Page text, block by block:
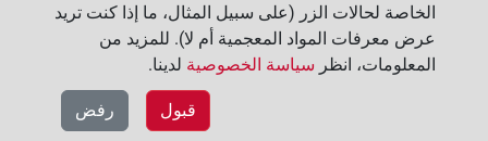
الخاصة لحالات الزر (على سبيل المثال، ما إذا كنت تريد
عرض معرفات المواد المعجمية أم لا). للمزيد من
المعلومات، انظر سياسة الخصوصية لدينا.‏
رفض قبول